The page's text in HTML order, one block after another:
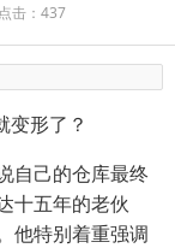
击：437
变形了？
自己的仓库最终
十五年的老伙
他特别着重强调